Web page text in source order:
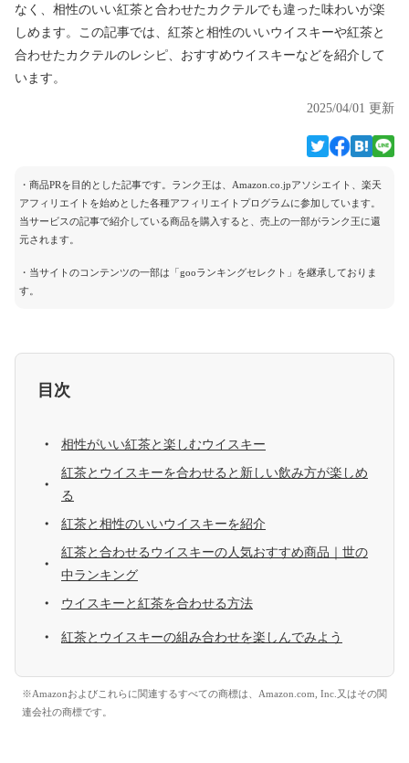
なく、相性のいい紅茶と合わせたカクテルでも違った味わいが楽
しめます。この記事では、紅茶と相性のいいウイスキーや紅茶と
合わせたカクテルのレシピ、おすすめウイスキーなどを紹介して
います。
2025/04/01 更新
・商品PRを目的とした記事です。ランク王は、Amazon.co.jpアソシエイト、楽天
アフィリエイトを始めとした各種アフィリエイトプログラムに参加しています。
当サービスの記事で紹介している商品を購入すると、売上の一部がランク王に還
元されます。
・当サイトのコンテンツの一部は「gooランキングセレクト」を継承しておりま
す。
目次
相性がいい紅茶と楽しむウイスキー
紅茶とウイスキーを合わせると新しい飲み方が楽しめ
る
紅茶と相性のいいウイスキーを紹介
紅茶と合わせるウイスキーの人気おすすめ商品｜世の
中ランキング
ウイスキーと紅茶を合わせる方法
紅茶とウイスキーの組み合わせを楽しんでみよう
※Amazonおよびこれらに関連するすべての商標は、Amazon.com, Inc.又はその関
連会社の商標です。